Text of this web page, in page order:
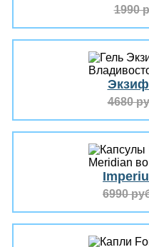
1990
4680
6990